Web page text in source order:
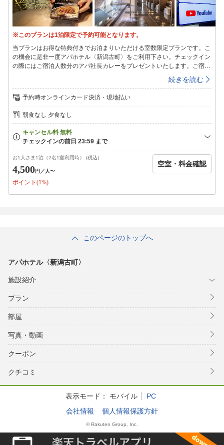
※このプランは1泊限定で予約可能となります。
当プランはお得な特典付きでお泊まりいただける室数限定プランです。こ
の機会に是非一度アパホテル〈新潟古町〉をご利用下さい。チェックイン
の際にはご宿泊人数分のアパ社長カレーをプレゼントいたします。ご宿泊
後には是非、感想を口コミにご投稿頂けましたら幸いです。※注意事項
※・当体験プランは1泊限定です。連泊はいただけません。複数回に分け
ての予約頂いた場合は、チェックインの際に通常プランに変更させていた
だきます。・当プランは期間限定プランです。予告なく終了する場合がご
ざいます【アパルームシアター】・洋画、邦画、その他話題の番組を200
タイトル以上配信・豊富なコンテンツから観たいタイトルを選択可・早送
り、巻き戻し、一時停止も対応まるで貸切映画館のようなお部屋で、ホテ
ルをもっと快適に。※配信される一部作品は月毎に変わります。【館内案
内】◆1階レストラン「京都銀ゆば」自動販売機◆2階大浴殿「玄要の湯」
宿泊者専用（営業時間：15時~翌1時、6時~10時）コインランドリー（有
料）2台（男子脱衣所1台、女子脱衣所1台）自動販売機/製氷機/電子レン
ジ【敷地内駐車場】先着順（予約不可）◆タワー式駐車場全34台（うち、
ハイルーフ対応14台）◆料金1，400円/1泊（11時~翌11時）◆入出庫可
ご了承頂きますようお願い申し上げます。◆到着予定時間を過ぎるとキャ
電話の番号をお願い致します。当日にご到着時間の確認をさせていただく
く場合がございますのでご注意ください。
続きを読む
予約時オンラインカード決済・現地払い
朝食なし 夕食なし
お1人さま1泊（2名1室利用時） (税込)
4,500円 ／人〜
ポイント(1%)
空室・料金確認
このページのトップへ
アパホテル〈新潟古町〉
施設紹介
プラン
部屋
写真・動画
クーポン
クチコミ
表示モード： モバイル
PC
会社情報
個人情報保護方針
© Rakuten Group, Inc.